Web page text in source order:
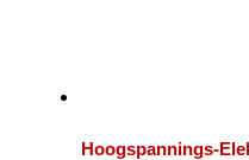
Hoogspannings-